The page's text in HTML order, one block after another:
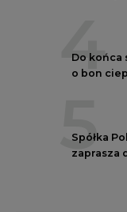
4
Do końca
o bon
5
Spółka
zaprasza